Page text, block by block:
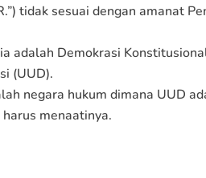
tidak sesuai dengan amanat
adalah Demokrasi
(UUD).
negara hukum dimana UUD
menaatinya.